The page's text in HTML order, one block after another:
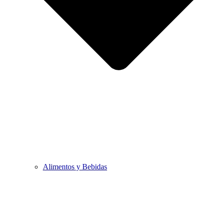
Alimentos y Bebidas